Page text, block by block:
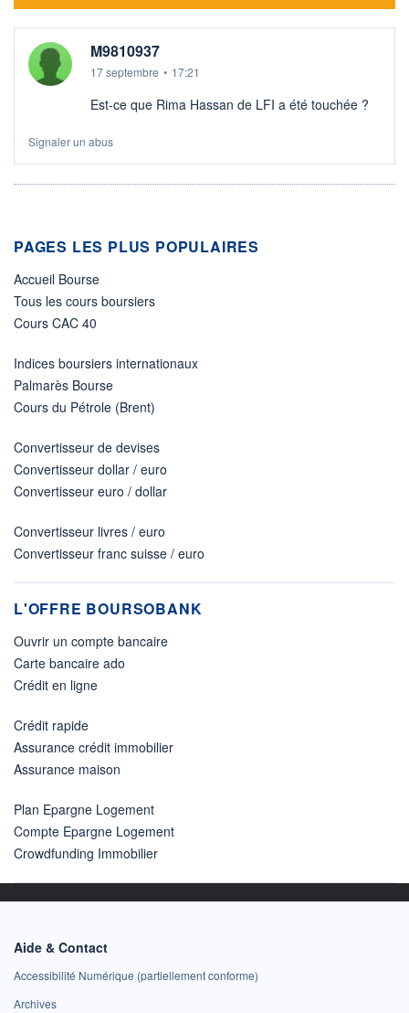
M9810937
17 septembre • 17:21
Est-ce que Rima Hassan de LFI a été touchée ?
Signaler un abus
PAGES LES PLUS POPULAIRES
Accueil Bourse
Tous les cours boursiers
Cours CAC 40
Indices boursiers internationaux
Palmarès Bourse
Cours du Pétrole (Brent)
Convertisseur de devises
Convertisseur dollar / euro
Convertisseur euro / dollar
Convertisseur livres / euro
Convertisseur franc suisse / euro
L'OFFRE BOURSOBANK
Ouvrir un compte bancaire
Carte bancaire ado
Crédit en ligne
Crédit rapide
Assurance crédit immobilier
Assurance maison
Plan Epargne Logement
Compte Epargne Logement
Crowdfunding Immobilier
Aide & Contact
Accessibilité Numérique (partiellement conforme)
Archives